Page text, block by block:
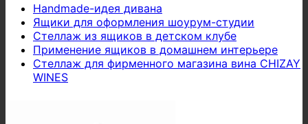
Handmade-идея дивана
Ящики для оформления шоурум-студии
Стеллаж из ящиков в детском клубе
Применение ящиков в домашнем интерьере
Стеллаж для фирменного магазина вина CHIZAY
WINES